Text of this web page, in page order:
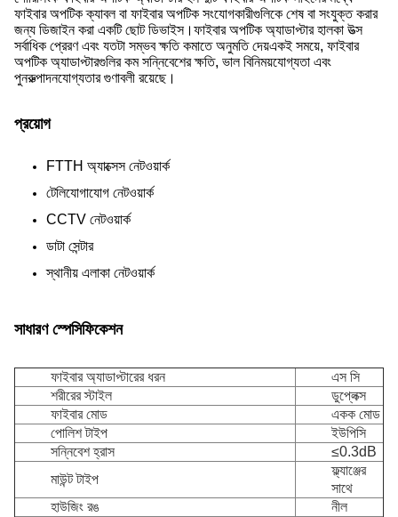
ফাইবার অপটিক ক্যাবল বা ফাইবার অপটিক সংযোগকারীগুলিকে শেষ বা সংযুক্ত করার
জন্য ডিজাইন করা একটি ছোট ডিভাইস।ফাইবার অপটিক অ্যাডাপ্টার হালকা উত্স
সর্বাধিক প্রেরণ এবং যতটা সম্ভব ক্ষতি কমাতে অনুমতি দেয়একই সময়ে, ফাইবার
অপটিক অ্যাডাপ্টারগুলির কম সন্নিবেশের ক্ষতি, ভাল বিনিময়যোগ্যতা এবং
পুনরুত্পাদনযোগ্যতার গুণাবলী রয়েছে।
প্রয়োগ
FTTH অ্যাক্সেস নেটওয়ার্ক
টেলিযোগাযোগ নেটওয়ার্ক
CCTV নেটওয়ার্ক
ডাটা সেন্টার
স্থানীয় এলাকা নেটওয়ার্ক
সাধারণ স্পেসিফিকেশন
ফাইবার অ্যাডাপ্টারের ধরন
এস সি
শরীরের স্টাইল
ডুপ্লেক্স
ফাইবার মোড
একক মোড
পোলিশ টাইপ
ইউপিসি
সন্নিবেশ হ্রাস
≤0.3dB
মাউন্ট টাইপ
ফ্ল্যাঞ্জের
সাথে
হাউজিং রঙ
নীল